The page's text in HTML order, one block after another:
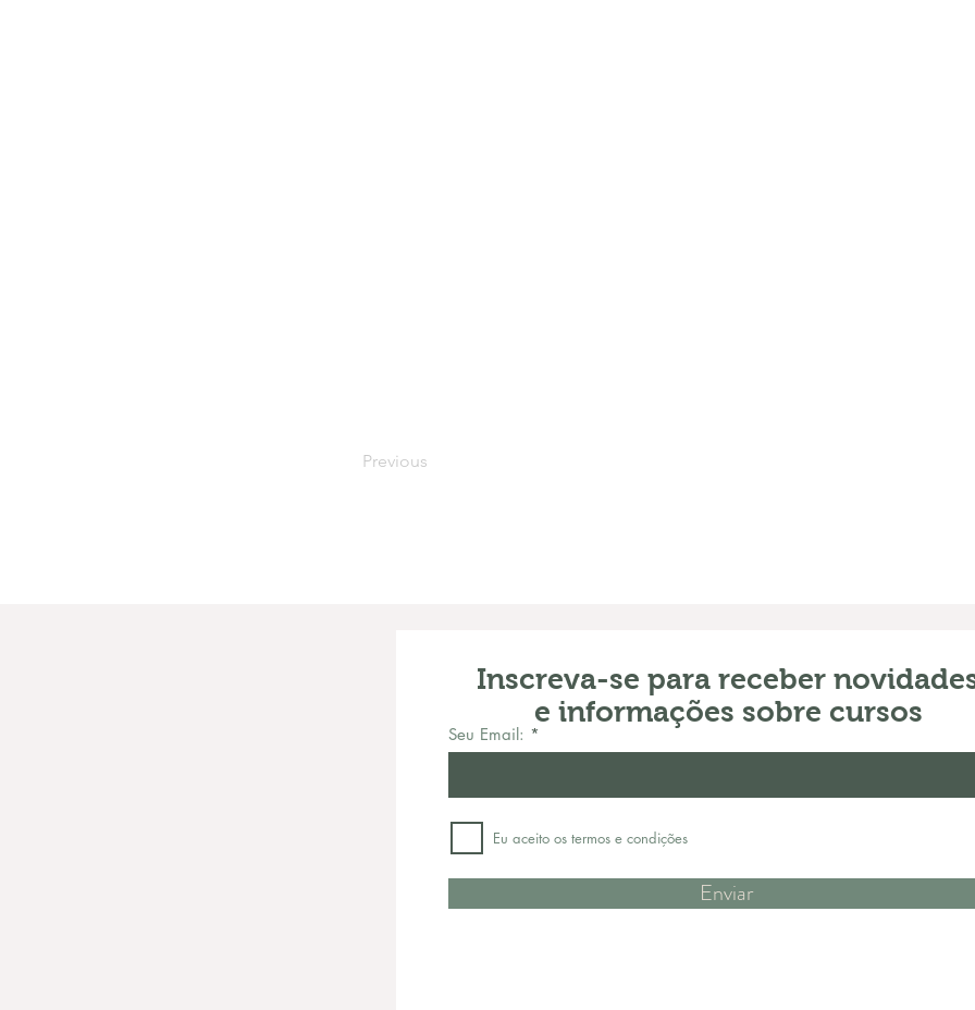
Previous
Inscreva-se para receber
e informações sobre cursos
Seu Email:
Eu aceito os termos e condições
Enviar